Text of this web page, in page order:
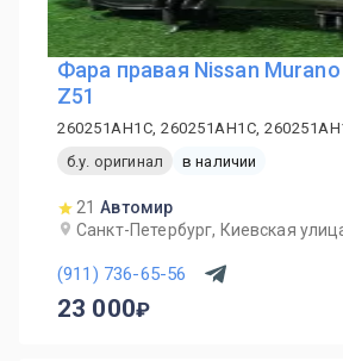
Фара правая Nissan
Z51
260251AH1C, 260251AH1C,
б.у. оригинал
в наличии
21 Автомир
Санкт-Петербург, Киевская
(911) 736-65-56
23 000